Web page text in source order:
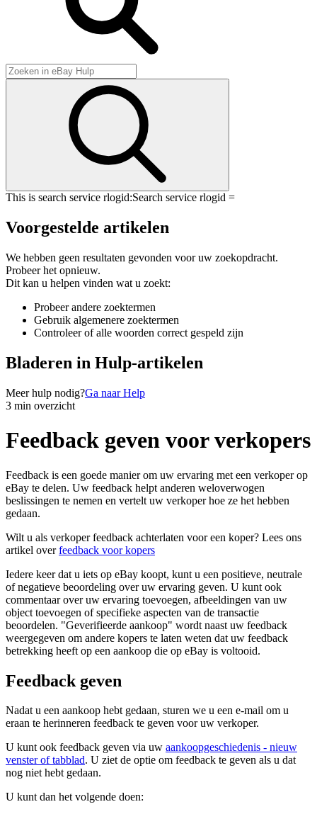
This is search service rlogid:Search service rlogid =
Voorgestelde artikelen
We hebben geen resultaten gevonden voor uw zoekopdracht.
Probeer het opnieuw.
Dit kan u helpen vinden wat u zoekt:
Probeer andere zoektermen
Gebruik algemenere zoektermen
Controleer of alle woorden correct gespeld zijn
Bladeren in Hulp-artikelen
Meer hulp nodig?Ga naar Help
3 min overzicht
Feedback geven voor verkopers
Feedback is een goede manier om uw ervaring met een verkoper op
eBay te delen. Uw feedback helpt anderen weloverwogen
beslissingen te nemen en vertelt uw verkoper hoe ze het hebben
gedaan.
Wilt u als verkoper feedback achterlaten voor een koper? Lees ons
artikel overfeedback voor kopers
Iedere keer dat u iets op eBay koopt, kunt u een positieve, neutrale
of negatieve beoordeling over uw ervaring geven. U kunt ook
commentaar over uw ervaring toevoegen, afbeeldingen van uw
object toevoegen of specifieke aspecten van de transactie
beoordelen. "Geverifieerde aankoop" wordt naast uw feedback
weergegeven om andere kopers te laten weten dat uw feedback
betrekking heeft op een aankoop die op eBay is voltooid.
Feedback geven
Nadat u een aankoop hebt gedaan, sturen we u een e-mail om u
eraan te herinneren feedback te geven voor uw verkoper.
U kunt ook feedback geven via uw aankoopgeschiedenis - nieuw
venster of tabblad. U ziet de optie om feedback te geven als u dat
nog niet hebt gedaan.
U kunt dan het volgende doen: